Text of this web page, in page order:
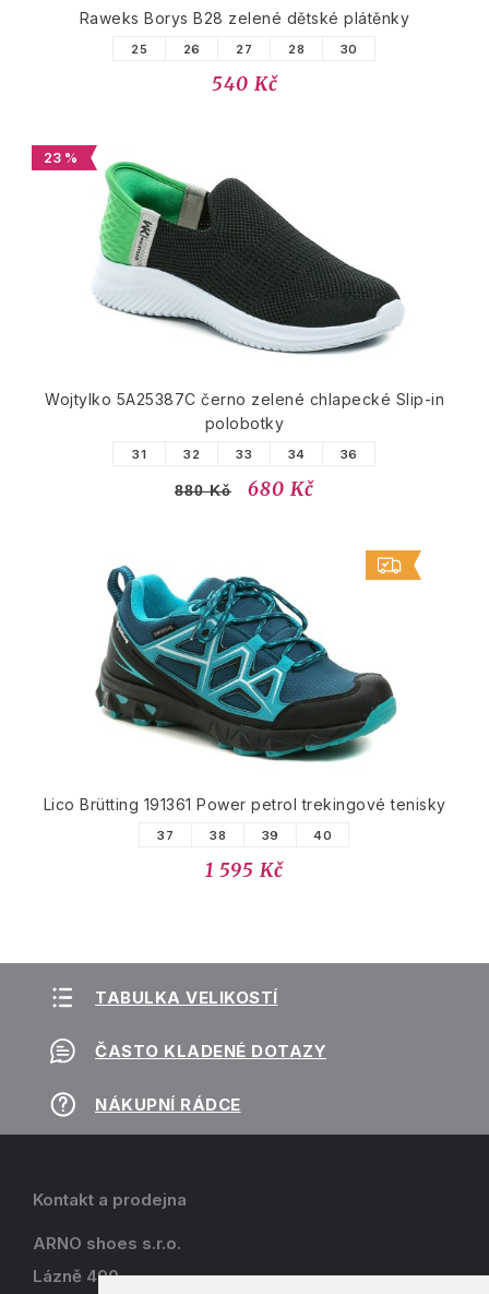
Raweks Borys B28 zelené dětské plátěnky
25 26 27 28 30
540 Kč
23 %
Wojtylko 5A25387C černo zelené chlapecké Slip-in
polobotky
31 32 33 34 36
880 Kč 680 Kč
Lico Brütting 191361 Power petrol trekingové tenisky
37 38 39 40
1 595 Kč
TABULKA VELIKOSTÍ
ČASTO KLADENÉ DOTAZY
NÁKUPNÍ RÁDCE
Kontakt a prodejna
ARNO shoes s.r.o.
Lázně 490